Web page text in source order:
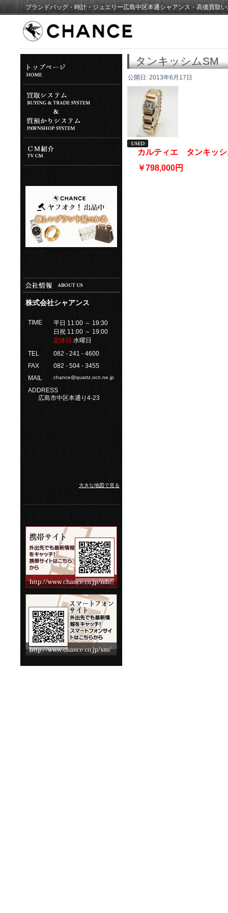
ブランドバッグ・時計・ジュエリー広島中区本通シャアンス・高価買取
株式会社シャアンス
TIME
平日 11:00 ～ 19:30
日祝 11:00 ～ 19:00
定休日 水曜日
TEL
082 - 241 - 4600
FAX
082 - 504 - 3455
MAIL
chance@quartz.ocn.ne.jp
ADDRESS
広島市中区本通り4-23
大きな地図で見る
タンキッシムSM
公開日: 2013年6月17日
カルティエ タンキッ
￥798,000円